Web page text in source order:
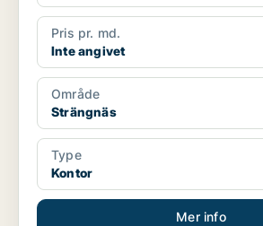
Pris pr. md.
Inte angivet
Område
Strängnäs
Type
Kontor
Mer info